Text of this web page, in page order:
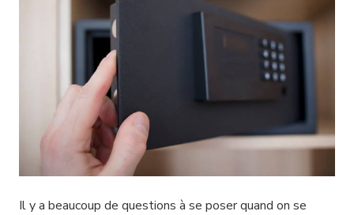
Il y a beaucoup de questions à se poser quand on se